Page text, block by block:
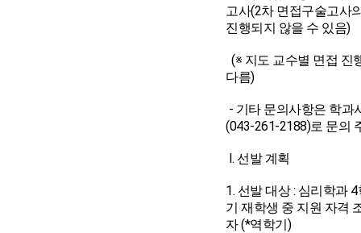
고사(2차 면접구술고사
진행되지 않을 수 있음)
(※ 지도 교수별 면접 진
다름)
- 기타 문의사항은 학과
(043-261-2188)로 문의
I. 선발 계획
1. 선발 대상 : 심리학과
기 재학생 중 지원 자격
자 (*역학기)